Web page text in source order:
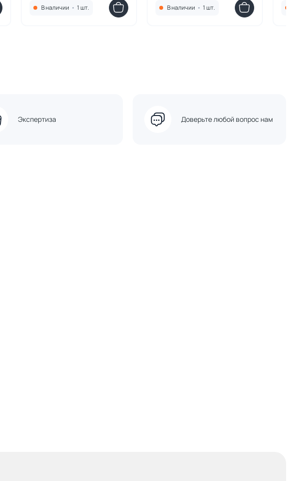
В наличии • 1 шт. В наличии • 1 шт.
Экспертиза Доверьте любой вопрос нам